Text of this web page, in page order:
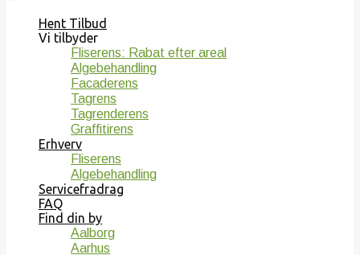
Hent Tilbud
Vi tilbyder
Fliserens: Rabat efter areal
Algebehandling
Facaderens
Tagrens
Tagrenderens
Graffitirens
Erhverv
Fliserens
Algebehandling
Servicefradrag
FAQ
Find din by
Aalborg
Aarhus